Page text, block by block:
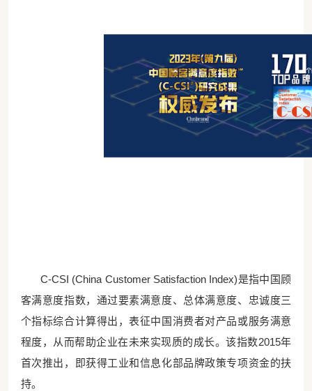
C-CSI (China Customer Satisfaction Index)是指中国顾
客满意度指数，通过要素满意度、总体满意度、忠诚度三
个指标综合计算得出，表征中国消费者对产品或服务满意
程度，从而帮助企业在未来实现质的成长。该指数2015年
首次推出，即获得工业和信息化部品牌政策专项资金的扶
持。